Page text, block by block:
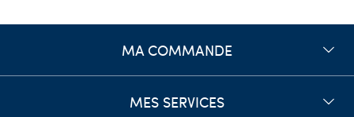
MA COMMANDE
MES SERVICES